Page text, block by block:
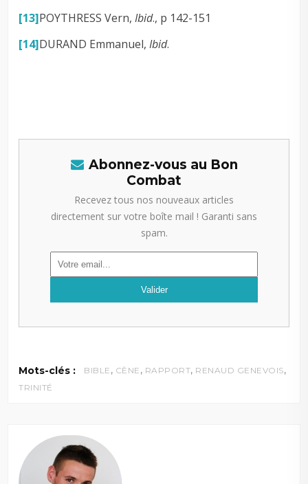
[13]POYTHRESS Vern,Ibid., p 142-151
[14]DURAND Emmanuel,Ibid.
Abonnez-vous au Bon
Combat
Recevez tous nos nouveaux articles
directement sur votre boîte mail ! Garanti sans
spam.
Mots-clés : BIBLE , CÈNE , RAPPORT, RENAUD GENEVOIS,
TRINITÉ